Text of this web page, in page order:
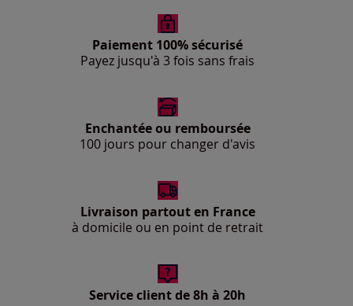
Paiement 100% sécurisé
Payez jusqu'à 3 fois sans frais
Enchantée ou remboursée
100 jours pour changer d'avis
Livraison partout en France
à domicile ou en point de retrait
Service client de 8h à 20h